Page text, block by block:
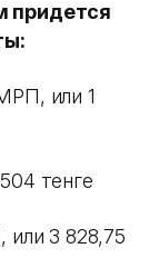
придется
или 1
тенге
или 3 828,75